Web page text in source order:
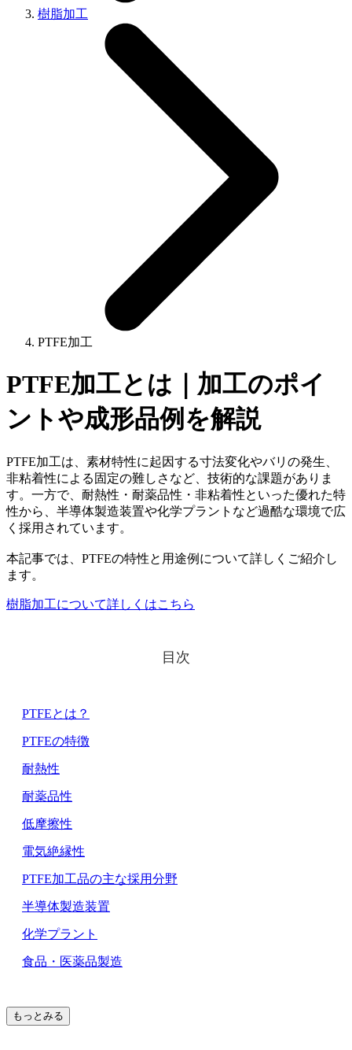
樹脂加工
PTFE加工
PTFE加工とは｜加工のポイ
ントや成形品例を解説
PTFE加工は、素材特性に起因する寸法変化やバリの発生、
非粘着性による固定の難しさなど、技術的な課題がありま
す。一方で、耐熱性・耐薬品性・非粘着性といった優れた特
性から、半導体製造装置や化学プラントなど過酷な環境で広
く採用されています。
本記事では、PTFEの特性と用途例について詳しくご紹介し
ます。
樹脂加工について詳しくはこちら
目次
PTFEとは？
PTFEの特徴
耐熱性
耐薬品性
低摩擦性
電気絶縁性
PTFE加工品の主な採用分野
半導体製造装置
化学プラント
食品・医薬品製造
もっとみる